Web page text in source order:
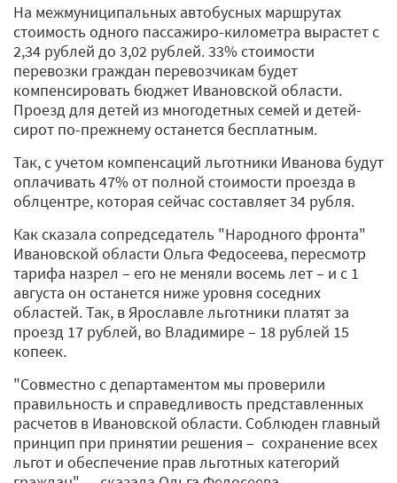
На межмуниципальных автобусных маршрутах
стоимость одного пассажиро-километра вырастет с
2,34 рублей до 3,02 рублей. 33% стоимости
перевозки граждан перевозчикам будет
компенсировать бюджет Ивановской области.
Проезд для детей из многодетных семей и детей-
сирот по-прежнему останется бесплатным.
Так, с учетом компенсаций льготники Иванова будут
оплачивать 47% от полной стоимости проезда в
облцентре, которая сейчас составляет 34 рубля.
Как сказала сопредседатель "Народного фронта"
Ивановской области Ольга Федосеева, пересмотр
тарифа назрел – его не меняли восемь лет – и с 1
августа он останется ниже уровня соседних
областей. Так, в Ярославле льготники платят за
проезд 17 рублей, во Владимире – 18 рублей 15
копеек.
"Совместно с департаментом мы проверили
правильность и справедливость представленных
расчетов в Ивановской области. Соблюден главный
принцип при принятии решения – сохранение всех
льгот и обеспечение прав льготных категорий